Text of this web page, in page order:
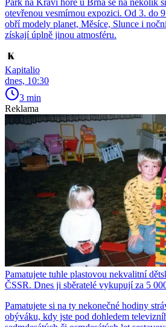
otevřenou vesmírnou expozici. Od 3. do
obří modely planet, Měsíce, Slunce i
získají úplně jinou atmosféru.
Kapitalio
dnes, 10:30
3 min
Reklama
Pamatujete tuhle plastovou nekvalitní
ČSSR. Dnes ji sběratelé vykupují za 5
Pamatujete si na ty nekonečné hodiny
obýváku, kdy jste pod dohledem